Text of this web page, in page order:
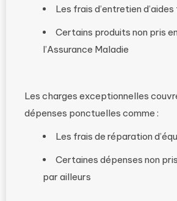
Les frais d’entretien
Certains produits non pris
l’Assurance Maladie
Les charges exceptionnelles
dépenses ponctuelles comme :
Les frais de réparation
Certaines dépenses non
par ailleurs